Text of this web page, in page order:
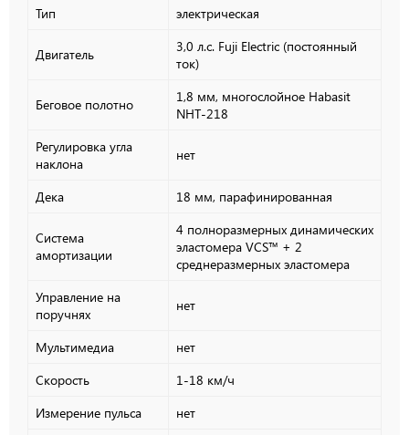
Тип
электрическая
Двигатель
3,0 л.с. Fuji Electric (постоянный
ток)
Беговое полотно
1,8 мм, многослойное Habasit
NНT-218
Регулировка угла
наклона
нет
Дека 18 мм, парафинированная
Система
амортизации
4 полноразмерных динамических
эластомера VCS™ + 2
среднеразмерных эластомера
Управление на
поручнях
нет
Мультимедиа
нет
Скорость
1-18 км/ч
Измерение пульса
нет